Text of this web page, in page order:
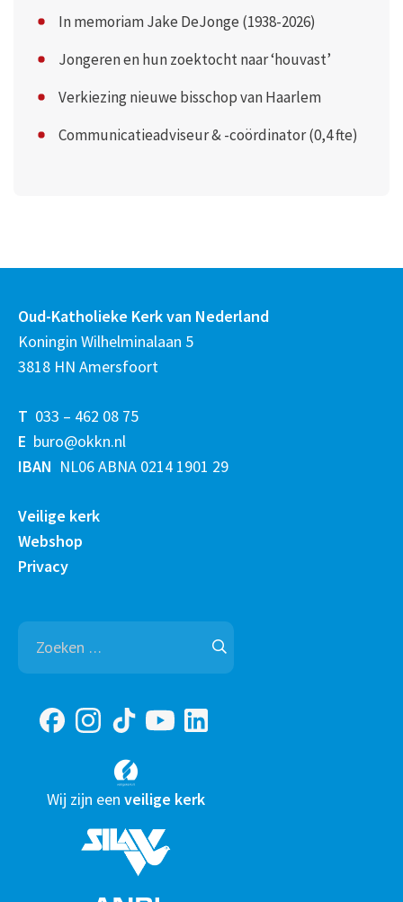
In memoriam Jake DeJonge (1938-2026)
Jongeren en hun zoektocht naar ‘houvast’
Verkiezing nieuwe bisschop van Haarlem
Communicatieadviseur & -coördinator (0,4 fte)
Oud-Katholieke Kerk van Nederland
Koningin Wilhelminalaan 5
3818 HN Amersfoort
T 033 – 462 08 75
E buro@okkn.nl
IBAN NL06 ABNA 0214 1901 29
Veilige kerk
Webshop
Privacy
Zoeken
naar:
Wij zijn een veilige kerk